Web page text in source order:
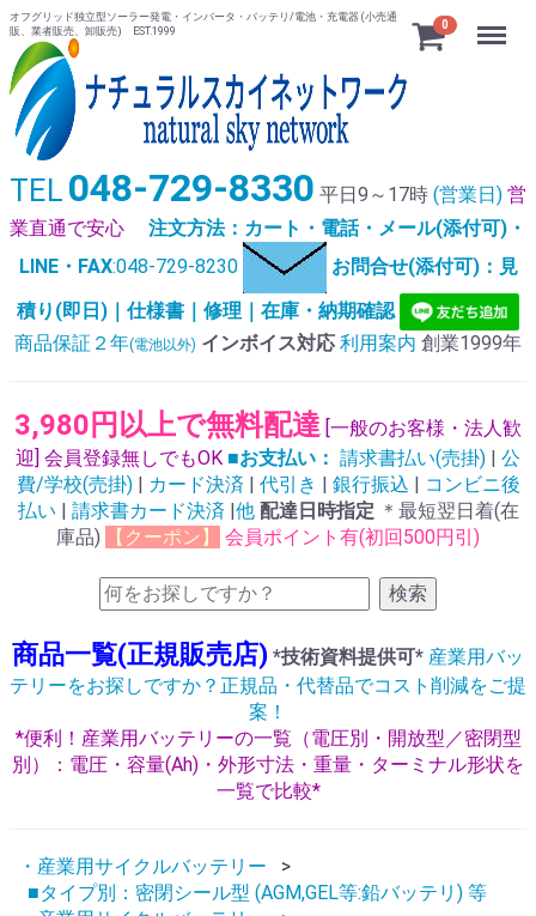
オフグリッド独立型ソーラー発電・インバータ・バッテリ/電池・充電器 (小売通
販、業者販売、卸販売) EST.1999
0 Menu
TEL 048-729-8330 平日9～17時 (営業日) 営
業直通で安心
注文方法：カート・電話・メール(添付可)・
LINE・FAX:048-729-8230
お問合せ(添付可)：見
積り(即日)｜仕様書｜修理｜在庫・納期確認
商品保証２年(電池以外) インボイス対応 利用案内 創業1999年
3,980円以上で無料配達 [一般のお客様・法人歓
迎] 会員登録無しでもOK ■お支払い： 請求書払い(売掛) | 公
費/学校(売掛) | カード決済 | 代引き | 銀行振込 | コンビニ後
払い | 請求書カード決済 |他 配達日時指定 ＊最短翌日着(在
庫品)
【クーポン】 会員ポイント有(初回500円引)
検索
商品一覧(正規販売店) *技術資料提供可* 産業用バッ
テリーをお探しですか？正規品・代替品でコスト削減をご提
案！
*便利！産業用バッテリーの一覧（電圧別・開放型／密閉型
別）：電圧・容量(Ah)・外形寸法・重量・ターミナル形状を
一覧で比較*
・産業用サイクルバッテリー
■タイプ別：密閉シール型 (AGM,GEL等:鉛バッテリ) 等